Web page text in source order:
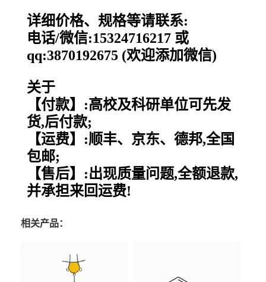
详细价格、规格等请联系:
电话/微信:15324716217 或
qq:3870192675 (欢迎添加微信)
关于
【付款】:高校及科研单位可先发
货,后付款;
【运费】:顺丰、京东、德邦,全国
包邮;
【售后】:出现质量问题,全额退款,
并承担来回运费!
相关产品：